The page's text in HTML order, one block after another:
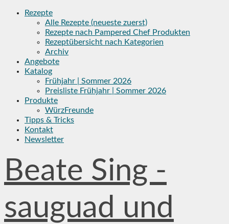
Skip
Rezepte
Alle Rezepte (neueste zuerst)
Rezepte nach Pampered Chef Produkten
Rezeptübersicht nach Kategorien
Archiv
Angebote
Katalog
Frühjahr | Sommer 2026
Preisliste Frühjahr | Sommer 2026
Produkte
WürzFreunde
Tipps & Tricks
Kontakt
Newsletter
Beate Sing -
sauguad und